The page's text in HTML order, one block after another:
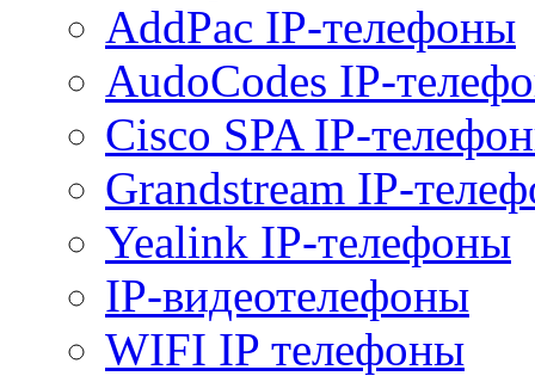
AddPac IP-телефоны
AudoCodes IP-
Cisco SPA IP-
Grandstream IP-
Yealink IP-телефоны
IP-видеотелефоны
WIFI IP телефоны